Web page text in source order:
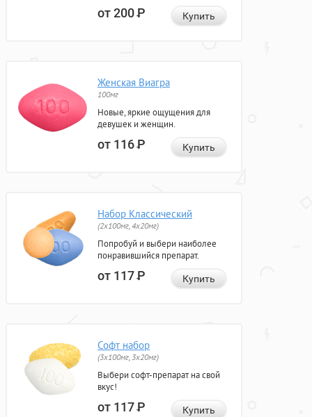
от 200Р Купить
Женская Виагра
100мг
Новые, яркие ощущения для
девушек и женщин.
от 116Р Купить
Набор Классический
(2x100мг, 4x20мг)
Попробуй и выбери наиболее
понравившийся препарат.
от 117Р Купить
Софт набор
(3x100мг, 3x20мг)
Выбери софт-препарат на свой
вкус!
от 117Р Купить